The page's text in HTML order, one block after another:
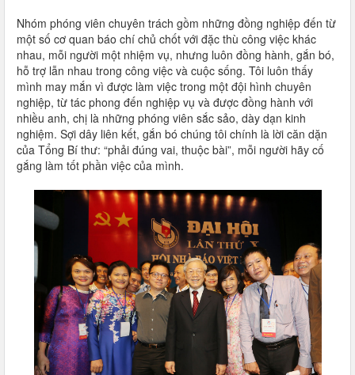
Nhóm phóng viên chuyên trách gồm những đồng nghiệp đến từ
một số cơ quan báo chí chủ chốt với đặc thù công việc khác
nhau, mỗi người một nhiệm vụ, nhưng luôn đồng hành, gắn bó,
hỗ trợ lẫn nhau trong công việc và cuộc sống. Tôi luôn thấy
mình may mắn vì được làm việc trong một đội hình chuyên
nghiệp, từ tác phong đến nghiệp vụ và được đồng hành với
nhiều anh, chị là những phóng viên sắc sảo, dày dạn kinh
nghiệm. Sợi dây liên kết, gắn bó chúng tôi chính là lời căn dặn
của Tổng Bí thư: “phải đúng vai, thuộc bài”, mỗi người hãy cố
gắng làm tốt phần việc của mình.